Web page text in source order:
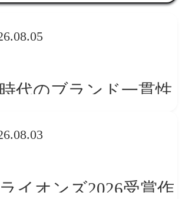
代のブランド一貫性
的ブランディング」
イオンズ2026受賞作